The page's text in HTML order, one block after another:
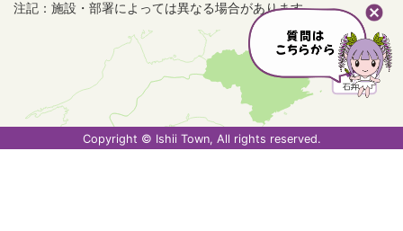
注記：施設・部署によっては異なる場合があります。
Copyright © Ishii Town, All rights reserved.